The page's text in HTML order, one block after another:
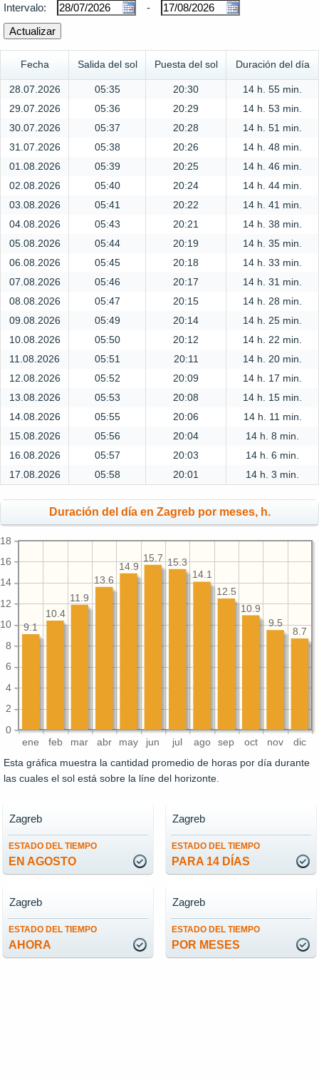
Intervalo: -
Fecha Salida del sol Puesta del sol Duración del día
28.07.2026 05:35 20:30
14 h. 55 min.
29.07.2026
05:36 20:29
14 h. 53 min.
30.07.2026
05:37 20:28
14 h. 51 min.
31.07.2026
05:38 20:26
14 h. 48 min.
01.08.2026
05:39 20:25
14 h. 46 min.
02.08.2026
05:40 20:24
14 h. 44 min.
03.08.2026
05:41 20:22
14 h. 41 min.
04.08.2026
05:43 20:21
14 h. 38 min.
05.08.2026
05:44 20:19
14 h. 35 min.
06.08.2026
05:45 20:18
14 h. 33 min.
07.08.2026
05:46 20:17
14 h. 31 min.
08.08.2026
05:47 20:15
14 h. 28 min.
09.08.2026
05:49 20:14
14 h. 25 min.
10.08.2026
05:50 20:12
14 h. 22 min.
11.08.2026
05:51 20:11
14 h. 20 min.
12.08.2026
05:52 20:09
14 h. 17 min.
13.08.2026
05:53 20:08
14 h. 15 min.
14.08.2026
05:55 20:06
14 h. 11 min.
15.08.2026
05:56 20:04
14 h. 8 min.
16.08.2026
05:57 20:03
14 h. 6 min.
17.08.2026
05:58 20:01 14 h. 3 min.
Duración del día en Zagreb por meses, h.
ene feb mar abr may jun jul ago sep oct nov dic
0
2
4
6
8
10
12
14
16
18
8.7
9.5
10.9
12.5
14.1
15.3
15.7
14.9
13.6
11.9
10.4
9.1
Esta gráfica muestra la cantidad promedio de horas por día durante
las cuales el sol está sobre la líne del horizonte.
ESTADO DEL TIEMPO
EN AGOSTO
Zagreb
ESTADO DEL TIEMPO
PARA 14 DÍAS
Zagreb
ESTADO DEL TIEMPO
AHORA
Zagreb
ESTADO DEL TIEMPO
POR MESES
Zagreb